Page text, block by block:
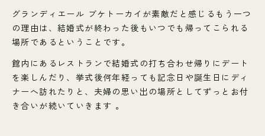
グランディエール ブケトーカイが素敵だと感じるもう一つ
の理由は、結婚式が終わった後もいつでも帰ってこられる
場所であるということです。
館内にあるレストランで結婚式の打ち合わせ帰りにデート
を楽しんだり、挙式後何年経っても記念日や誕生日にディ
ナーへ訪れたりと、夫婦の思い出の場所としてずっとお付
き合いが続いていきます 。